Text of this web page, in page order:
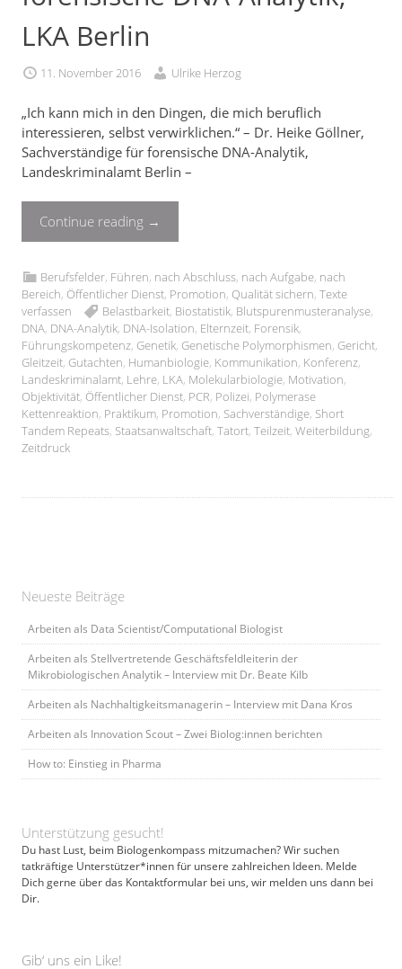
LKA Berlin
11. November 2016 Ulrike Herzog
„Ich kann mich in den Dingen, die mich beruflich
interessieren, selbst verwirklichen.“ – Dr. Heike Göllner,
Sachverständige für forensische DNA-Analytik,
Landeskriminalamt Berlin –
Continue reading →
Berufsfelder, Führen, nach Abschluss, nach Aufgabe, nach
Bereich, Öffentlicher Dienst, Promotion, Qualität sichern,Texte
verfassen
Belastbarkeit, Biostatistik, Blutspurenmusteranalyse,
DNA, DNA-Analytik, DNA-Isolation, Elternzeit, Forensik,
Führungskompetenz, Genetik, Genetische Polymorphismen, Gericht,
Gleitzeit, Gutachten, Humanbiologie, Kommunikation, Konferenz,
Landeskriminalamt, Lehre, LKA, Molekularbiologie, Motivation,
Objektivität, Öffentlicher Dienst, PCR, Polizei, Polymerase
Kettenreaktion, Praktikum, Promotion, Sachverständige, Short
Tandem Repeats, Staatsanwaltschaft,Tatort,Teilzeit,Weiterbildung,
Zeitdruck
Neueste Beiträge
Arbeiten als Data Scientist/Computational Biologist
Arbeiten als Stellvertretende Geschäftsfeldleiterin der
Mikrobiologischen Analytik – Interview mit Dr. Beate Kilb
Arbeiten als Nachhaltigkeitsmanagerin – Interview mit Dana Kros
Arbeiten als Innovation Scout – Zwei Biolog:innen berichten
How to: Einstieg in Pharma
Unterstützung gesucht!
Du hast Lust, beim Biologenkompass mitzumachen? Wir suchen
tatkräftige Unterstützer*innen für unsere zahlreichen Ideen. Melde
Dich gerne über das Kontaktformular bei uns, wir melden uns dann bei
Dir.
Gib‘ uns ein Like!